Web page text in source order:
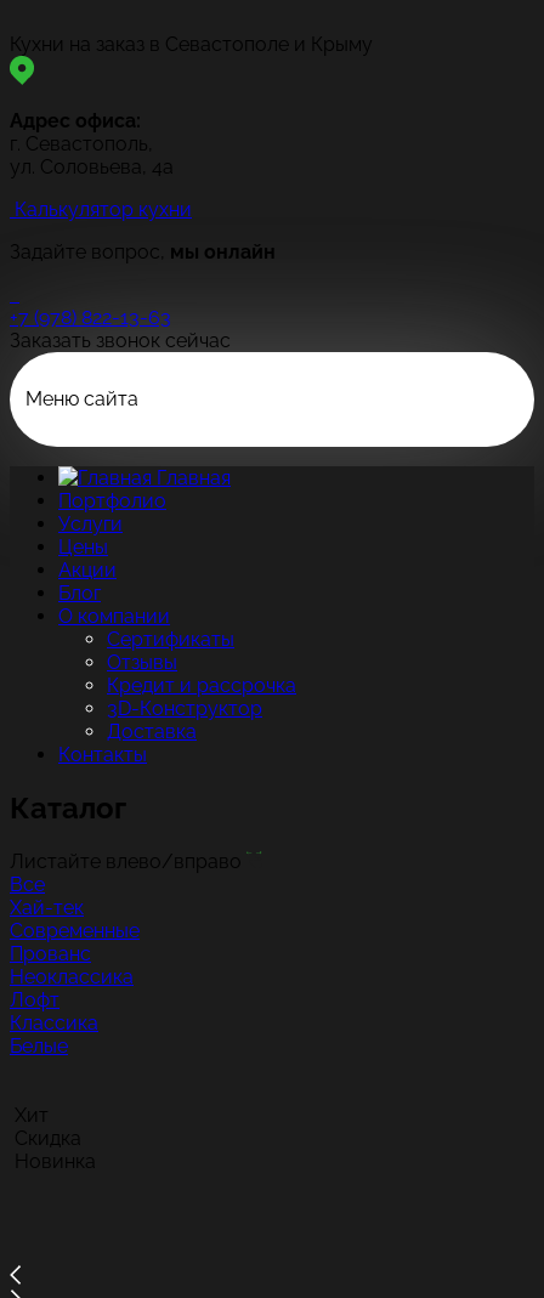
Кухни на заказ в Севастополе и Крыму
Адрес офиса:
г. Севастополь,
ул. Соловьева, 4а
Калькулятор кухни
Задайте вопрос, мы онлайн
+7 (978) 822-13-63
Заказать звонок сейчас
Меню сайта
Главная
Портфолио
Услуги
Цены
Акции
Блог
О компании
Сертификаты
Отзывы
Кредит и рассрочка
3D-Конструктор
Доставка
Контакты
Каталог
Листайте влево/вправо
Все
Хай-тек
Современные
Прованс
Неоклассика
Лофт
Классика
Белые
Хит
Скидка
Новинка